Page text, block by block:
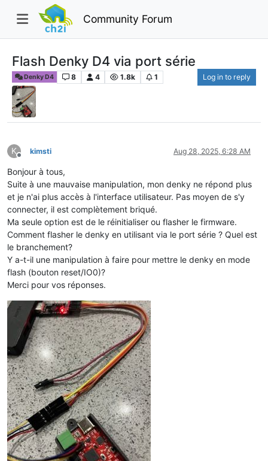
Community Forum
Flash Denky D4 via port série
Denky D4 8 4 1.8k 1 Log in to reply
K
Offline
kimsti Aug 28, 2025, 6:28 AM
Bonjour à tous,
Suite à une mauvaise manipulation, mon denky ne répond plus
et je n'ai plus accès à l'interface utilisateur. Pas moyen de s'y
connecter, il est complètement briqué.
Ma seule option est de le réinitialiser ou flasher le firmware.
Comment flasher le denky en utilisant via le port série ? Quel est
le branchement?
Y a-t-il une manipulation à faire pour mettre le denky en mode
flash (bouton reset/IO0)?
Merci pour vos réponses.